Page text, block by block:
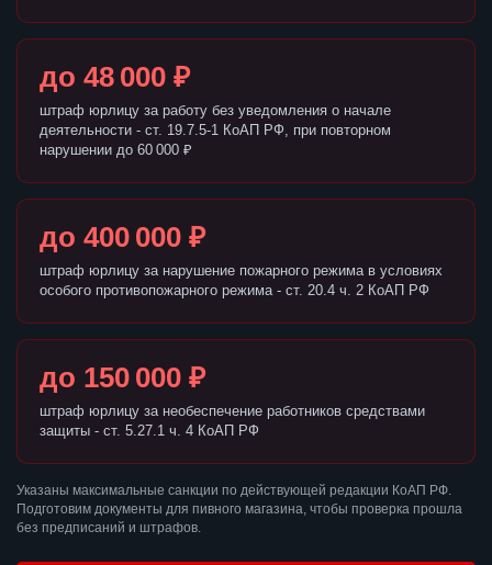
до 48 000 ₽
штраф юрлицу за работу без уведомления о начале
деятельности - ст. 19.7.5-1 КоАП РФ, при повторном
нарушении до 60 000 ₽
до 400 000 ₽
штраф юрлицу за нарушение пожарного режима в условиях
особого противопожарного режима - ст. 20.4 ч. 2 КоАП РФ
до 150 000 ₽
штраф юрлицу за необеспечение работников средствами
защиты - ст. 5.27.1 ч. 4 КоАП РФ
Указаны максимальные санкции по действующей редакции КоАП РФ.
Подготовим документы для пивного магазина, чтобы проверка прошла
без предписаний и штрафов.